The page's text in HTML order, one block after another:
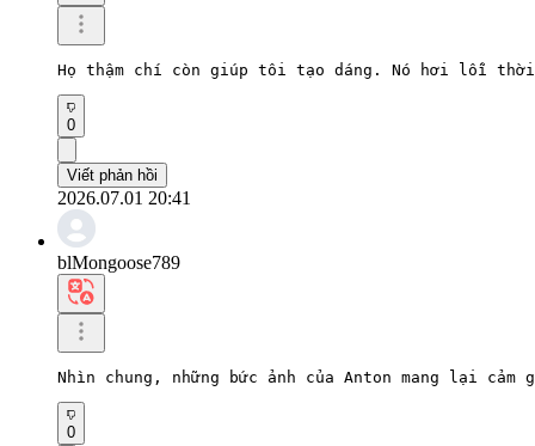
Họ thậm chí còn giúp tôi tạo dáng. Nó hơi lỗi
0
Viết phản hồi
2026.07.01 20:41
blMongoose789
Nhìn chung, những bức ảnh của Anton mang lại
0